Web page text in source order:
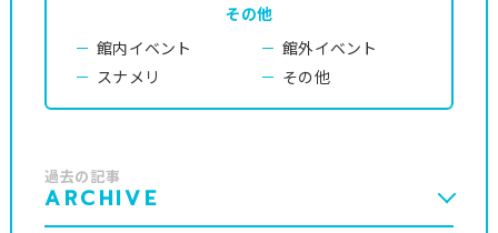
その他
館内イベント
館外イベント
スナメリ
その他
過去の記事
ARCHIVE